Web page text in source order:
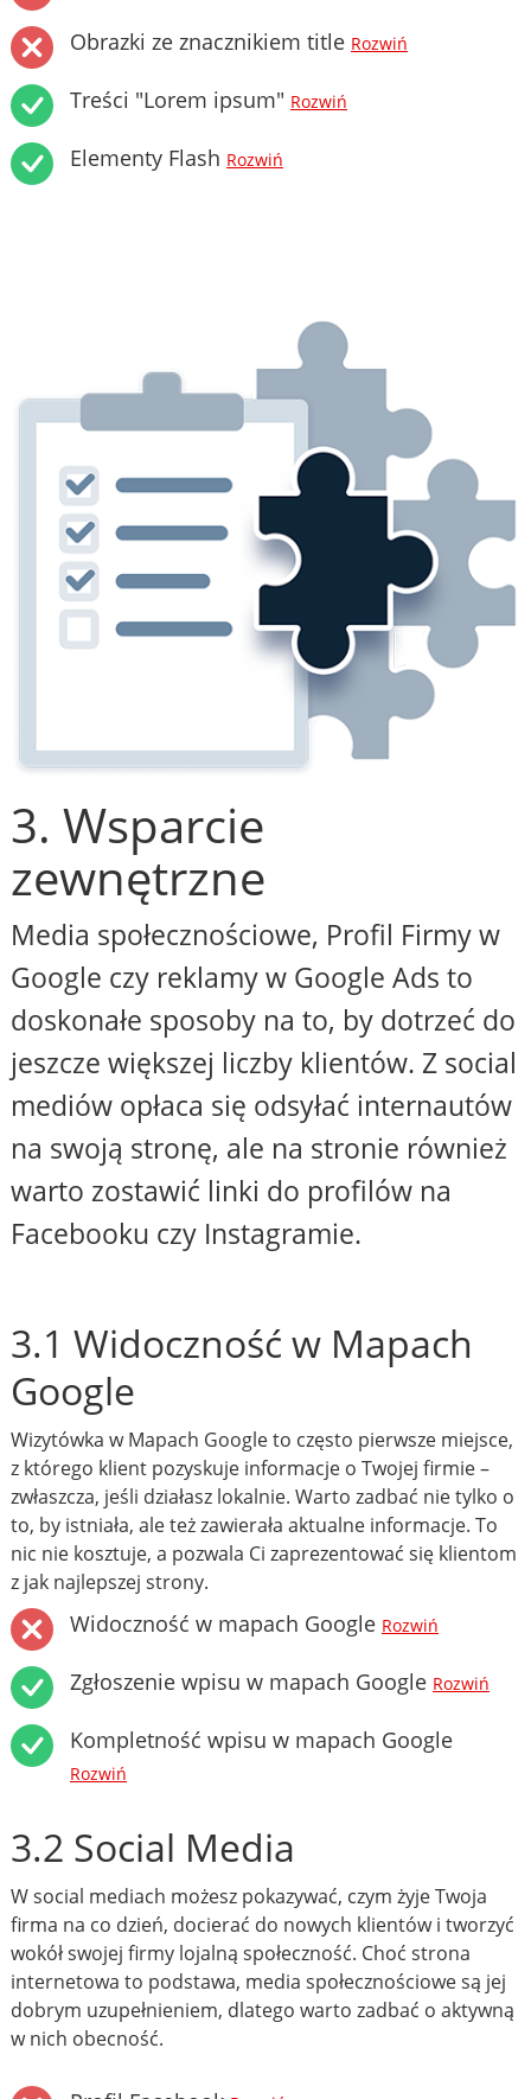
Obrazki ze znacznikiem title Rozwiń
Treści "Lorem ipsum" Rozwiń
Elementy Flash Rozwiń
3. Wsparcie
zewnętrzne
Media społecznościowe, Profil Firmy w
Google czy reklamy w Google Ads to
doskonałe sposoby na to, by dotrzeć do
jeszcze większej liczby klientów. Z social
mediów opłaca się odsyłać internautów
na swoją stronę, ale na stronie również
warto zostawić linki do profilów na
Facebooku czy Instagramie.
3.1 Widoczność w Mapach
Google
Wizytówka w Mapach Google to często pierwsze miejsce,
z którego klient pozyskuje informacje o Twojej firmie –
zwłaszcza, jeśli działasz lokalnie. Warto zadbać nie tylko o
to, by istniała, ale też zawierała aktualne informacje. To
nic nie kosztuje, a pozwala Ci zaprezentować się klientom
z jak najlepszej strony.
Widoczność w mapach Google Rozwiń
Zgłoszenie wpisu w mapach Google Rozwiń
Kompletność wpisu w mapach Google
Rozwiń
3.2 Social Media
W social mediach możesz pokazywać, czym żyje Twoja
firma na co dzień, docierać do nowych klientów i tworzyć
wokół swojej firmy lojalną społeczność. Choć strona
internetowa to podstawa, media społecznościowe są jej
dobrym uzupełnieniem, dlatego warto zadbać o aktywną
w nich obecność.